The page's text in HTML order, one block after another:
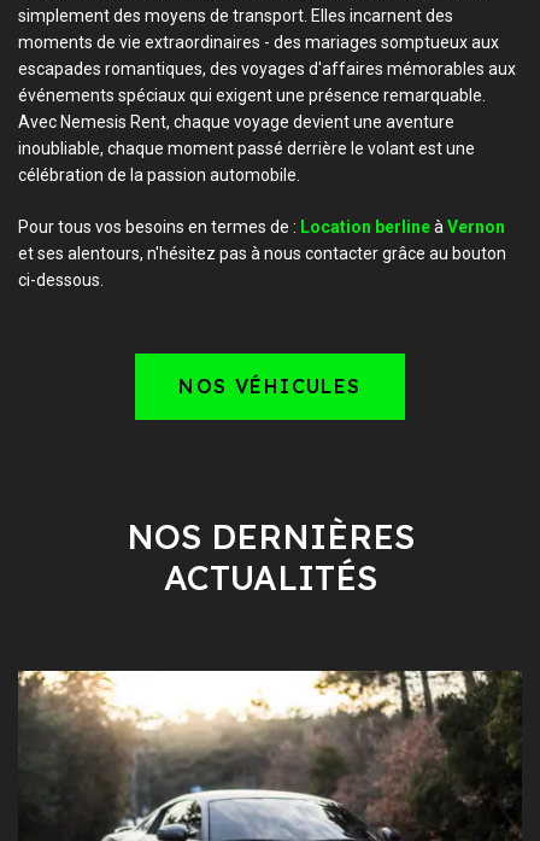
simplement des moyens de transport. Elles incarnent des
moments de vie extraordinaires - des mariages somptueux aux
escapades romantiques, des voyages d'affaires mémorables aux
événements spéciaux qui exigent une présence remarquable.
Avec Nemesis Rent, chaque voyage devient une aventure
inoubliable, chaque moment passé derrière le volant est une
célébration de la passion automobile.
Pour tous vos besoins en termes de : Location berlineà Vernon
et ses alentours, n'hésitez pas à nous contacter grâce au bouton
ci-dessous.
NOS VÉHICULES
NOS DERNIÈRES
ACTUALITÉS